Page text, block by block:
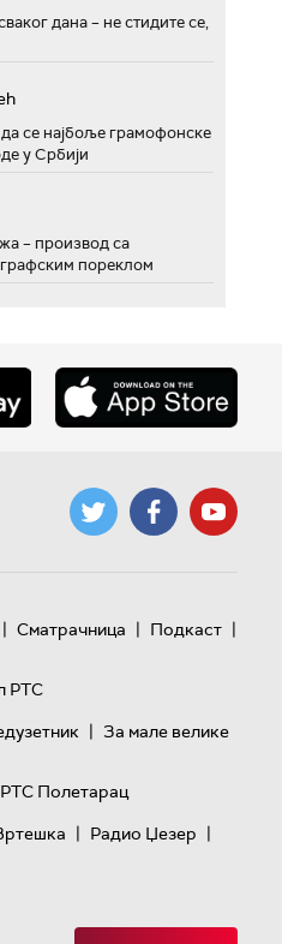
дана – не стидите се,
се најбоље грамофонске
у Србији
– производ са
пореклом
| Сматрачница | Подкаст |
РТС
| За мале велике
РТС Полетарац
| Радио Џезер |